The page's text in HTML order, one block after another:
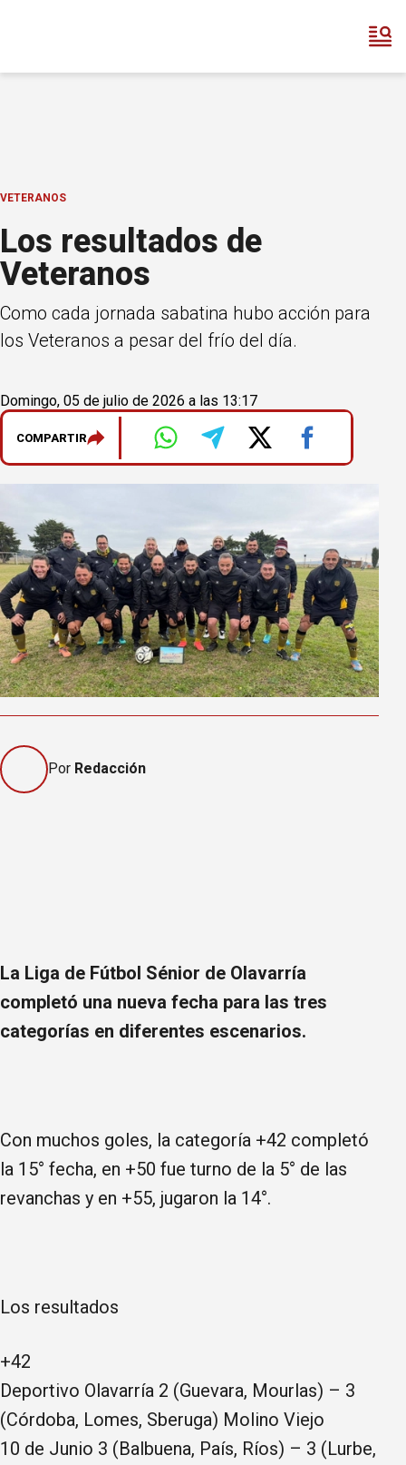
VETERANOS
Los resultados de
Veteranos
Como cada jornada sabatina hubo acción para
los Veteranos a pesar del frío del día.
Domingo, 05 de julio de 2026 a las 13:17
COMPARTIR
Por Redacción
La Liga de Fútbol Sénior de Olavarría
completó una nueva fecha para las tres
categorías en diferentes escenarios.
Con muchos goles, la categoría +42 completó
la 15° fecha, en +50 fue turno de la 5° de las
revanchas y en +55, jugaron la 14°.
Los resultados
+42
Deportivo Olavarría 2 (Guevara, Mourlas) – 3
(Córdoba, Lomes, Sberuga) Molino Viejo
10 de Junio 3 (Balbuena, País, Ríos) – 3 (Lurbe,